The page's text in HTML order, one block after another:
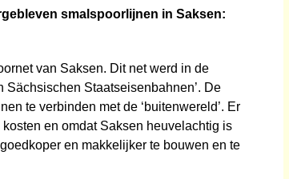
smalspoorlijnen in Saksen:
van Saksen. Dit net werd in de
Staats­eisenbahnen’. De
te verbinden met de ‘buitenwereld’. Er
en omdat Saksen heuvelachtig is
en makkelijker te bouwen en te